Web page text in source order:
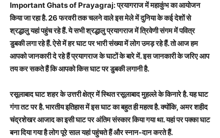
Important Ghats of Prayagraj:प्रयागराज में महाकुंभ का आयोजन
किया जा रहा है.26फरवरी तक चलने वाले इस मेले में दुनिया के कई देशों से
श्रद्धालु यहां पहुंच रहे हैं. ये सभी श्रद्धालु प्रयागराज में त्रिवेणी संगम में पवित्र
डुबकी लगा रहे हैं. ऐसे में हर घाट पर भारी संख्या में लोग उमड़ रहे हैं. तो आज हम
आपको जानकारी दे रहे हैं प्रयागराज के घाटों के बारे में. इस जानकारी के जरिए आप
तय कर सकते हैं कि आपको किस घाट पर डुबकी लगानी है.
रसूलाबाद घाट शहर के उत्तरी क्षेत्र में स्थित रसूलाबाद मुहल्ले के किनारे है. यह घाट
गंगा तट पर है. भारतीय इतिहास में इस घाट का बहुत ही महत्व है. क्योंकि,अमर शहीद
चंद्रशेखर आजाद का इसी घाट पर अंतिम संस्कार किया गया था. यहां पर पक्का घाट
बना दिया गया है लोग पूरे साल यहां पहुंचते हैं और स्नान-दान करते हैं.